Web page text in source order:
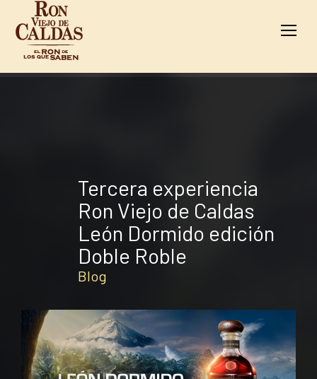
Tercera experiencia
Ron Viejo de Caldas
León Dormido edición
Doble Roble
Blog